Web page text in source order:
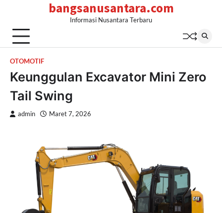
content
bangsanusantara.com
Informasi Nusantara Terbaru
OTOMOTIF
Keunggulan Excavator Mini Zero
Tail Swing
admin Maret 7, 2026